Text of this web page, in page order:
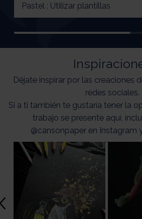
Pastel : Utilizar plantillas
Déjate inspirar por las creaciones
redes sociales.
Si a ti también te gustaría tener la
trabajo se presente aquí,
@cansonpaper en Instagram